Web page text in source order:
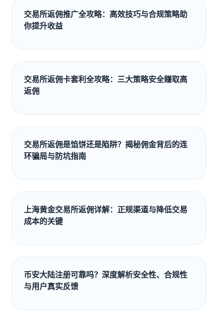
交易所返佣推广全攻略：高效技巧与合规策略助
你提升收益
交易所返佣卡套利全攻略：三大策略安全赚取高
返佣
交易所返佣是馅饼还是陷阱？揭秘佣金背后的连
环骗局与防坑指南
上海黄金交易所返佣详解：正规渠道与降低交易
成本的关键
币安大陆注册可靠吗？深度解析安全性、合规性
与用户真实反馈